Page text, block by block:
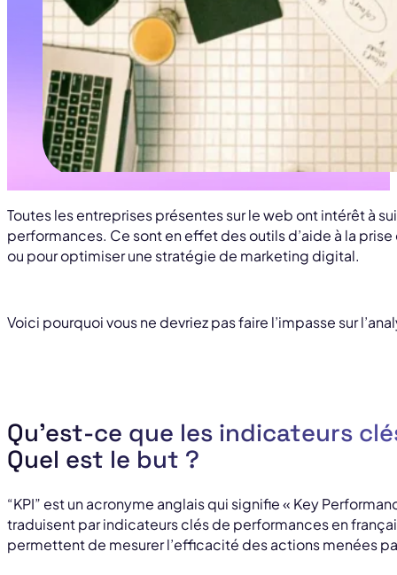
Toutes les entreprises présentes sur le web ont intérêt à
performances. Ce sont en effet des outils d’aide à la
ou pour optimiser une stratégie de marketing digital.
Voici pourquoi vous ne devriez pas faire l’impasse sur
Qu’est-ce que les indicateurs
Quel est le but ?
“KPI” est un acronyme anglais qui signifie « Key
traduisent par indicateurs clés de performances en
permettent de mesurer l’efficacité des actions menées